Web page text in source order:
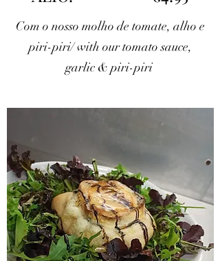
Com o nosso molho de tomate, alho e
piri-piri/ with our tomato sauce,
garlic & piri-piri